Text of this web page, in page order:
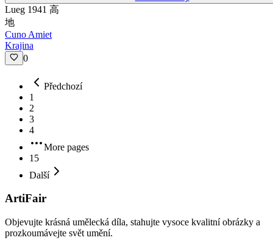
Lueg 1941 高
地
Cuno Amiet
Krajina
0
Předchozí
1
2
3
4
More pages
15
Další
ArtiFair
Objevujte krásná umělecká díla, stahujte vysoce kvalitní obrázky a
prozkoumávejte svět umění.